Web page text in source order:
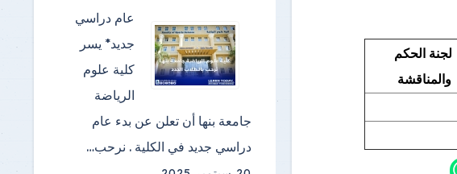
لجنة الحكم
والمناقشة
عام دراسي
جديد* يسر
كلية علوم
الرياضة
جامعة بنها أن تعلن عن بدء عام
دراسي جديد في الكلية . نرحب…